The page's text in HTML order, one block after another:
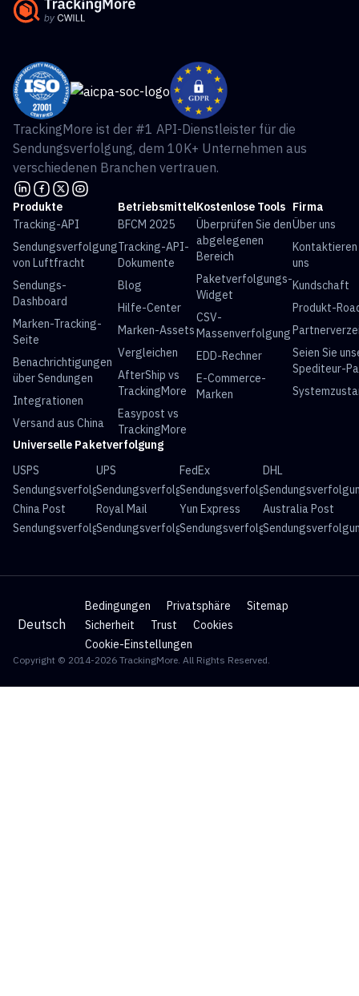
TrackingMore ist der #1 API-Dienstleister für die
Sendungsverfolgung, dem 10K+ Unternehmen aus
verschiedenen Branchen vertrauen.
Produkte
Tracking-API
Sendungsverfolgung
von Luftfracht
Sendungs-
Dashboard
Marken-Tracking-
Seite
Benachrichtigungen
über Sendungen
Integrationen
Versand aus China
Betriebsmittel
BFCM 2025
Tracking-API-
Dokumente
Blog
Hilfe-Center
Marken-Assets
Vergleichen
AfterShip vs
TrackingMore
Easypost vs
TrackingMore
Kostenlose Tools
Überprüfen Sie den
abgelegenen
Bereich
Paketverfolgungs-
Widget
CSV-
Massenverfolgung
EDD-Rechner
E-Commerce-
Marken
Firma
Über uns
Kontaktieren
uns
Kundschaft
Produkt-
Seien Sie
Spediteur-
Universelle Paketverfolgung
USPS
Sendungsverfolgung
UPS
Sendungsverfolgung
FedEx
Sendungsverfolgung
DHL
China Post
Sendungsverfolgung
Royal Mail
Sendungsverfolgung
Yun Express
Sendungsverfolgung
Australia Post
Deutsch
Bedingungen Privatsphäre
Sitemap
Sicherheit
Trust
Cookies
Cookie-Einstellungen
Copyright © 2014-2026 TrackingMore. All Rights Reserved.